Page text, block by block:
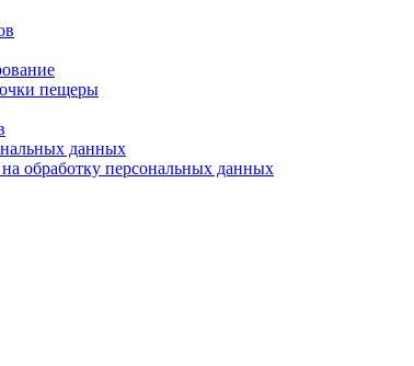
пещеры
данных
на обработку персональных данных